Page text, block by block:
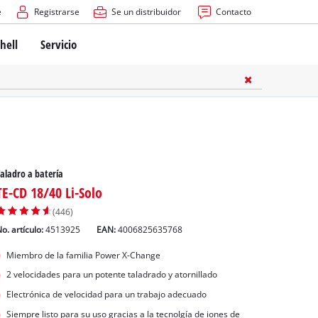
Registrarse Se un distribuidor Contacto
Servicio
a batería
CD 18/40 Li-Solo
(446)
artículo: 4513925 EAN:4006825635768
Miembro de la familia Power X-Change
2 velocidades para un potente taladrado y atornillado
Electrónica de velocidad para un trabajo adecuado
Siempre listo para su uso gracias a la tecnolgía de iones de